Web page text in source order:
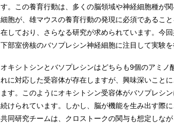
す。この養育行動は、多くの脳領域や神経細胞種が
細胞が、雄マウスの養育行動の発現に必須であるこ
在しており、さらなる研究が求められています。今
下部室傍核のバソプレシン神経細胞に注目して実験を
オキシトシンとバソプレシンはどちらも9個のアミ
れに対応した受容体が存在しますが、興味深いこと
ます。このようにオキシトシン受容体がバソプレシ
続けられています。しかし、脳が機能を生み出す際
共同研究チームは、クロストークの関与も想定しな